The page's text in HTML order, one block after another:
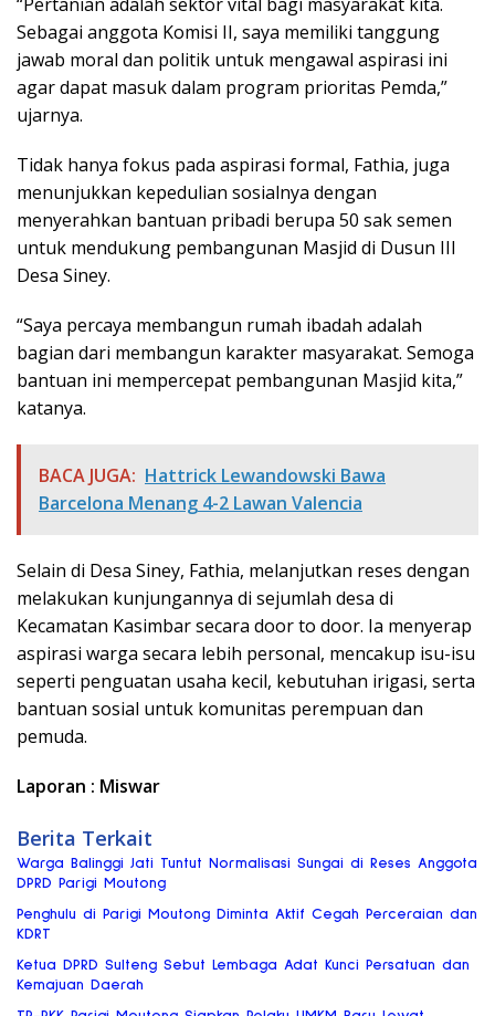
Sebagai anggota Komisi II, saya memiliki tanggung
jawab moral dan politik untuk mengawal aspirasi ini
agar dapat masuk dalam program prioritas Pemda,”
ujarnya.
Tidak hanya fokus pada aspirasi formal, Fathia, juga
menunjukkan kepedulian sosialnya dengan
menyerahkan bantuan pribadi berupa 50 sak semen
untuk mendukung pembangunan Masjid di Dusun III
Desa Siney.
“Saya percaya membangun rumah ibadah adalah
bagian dari membangun karakter masyarakat. Semoga
bantuan ini mempercepat pembangunan Masjid kita,”
katanya.
BACA JUGA: Hattrick Lewandowski Bawa
Barcelona Menang 4-2 Lawan Valencia
Selain di Desa Siney, Fathia, melanjutkan reses dengan
melakukan kunjungannya di sejumlah desa di
Kecamatan Kasimbar secara door to door. Ia menyerap
aspirasi warga secara lebih personal, mencakup isu-isu
seperti penguatan usaha kecil, kebutuhan irigasi, serta
bantuan sosial untuk komunitas perempuan dan
pemuda.
Laporan : Miswar
Berita Terkait
Warga Balinggi Jati Tuntut Normalisasi Sungai di Reses Anggota
DPRD Parigi Moutong
Penghulu di Parigi Moutong Diminta Aktif Cegah Perceraian dan
KDRT
Ketua DPRD Sulteng Sebut Lembaga Adat Kunci Persatuan dan
Kemajuan Daerah